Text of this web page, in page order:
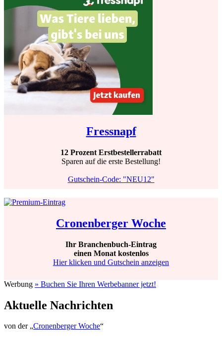
Fressnapf
12 Prozent Erstbestellerrabatt
Sparen auf die erste Bestellung!
Gutschein-Code: "NEU12"
Cronenberger Woche
Ihr Branchenbuch-Eintrag
einen Monat kostenlos
Hier klicken und Gutschein anzeigen
Werbung » Buchen Sie Ihren Werbebanner jetzt!
Aktuelle Nachrichten
von der „Cronenberger Woche“